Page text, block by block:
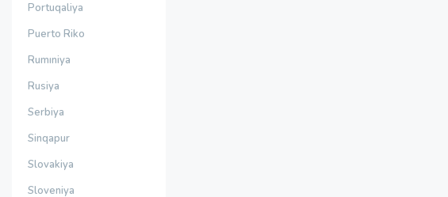
Portuqaliya
Puerto Riko
Rumıniya
Rusiya
Serbiya
Sinqapur
Slovakiya
Sloveniya